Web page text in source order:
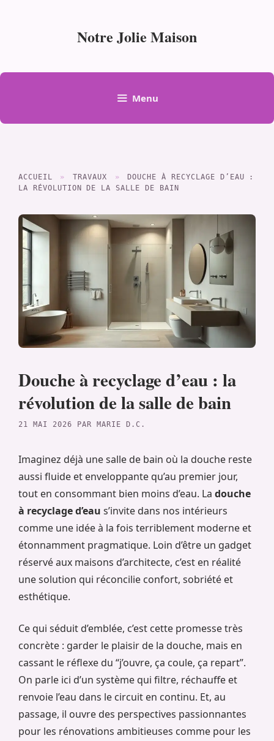
Notre Jolie Maison
Menu
ACCUEIL » TRAVAUX »
DOUCHE À RECYCLAGE D’EAU :
LA RÉVOLUTION DE LA SALLE DE BAIN
Douche à recyclage d’eau : la
révolution de la salle de bain
21 MAI 2026 PAR MARIE D.C.
Imaginez déjà une salle de bain où la douche reste
aussi fluide et enveloppante qu’au premier jour,
tout en consommant bien moins d’eau. La douche
à recyclage d’eau s’invite dans nos intérieurs
comme une idée à la fois terriblement moderne et
étonnamment pragmatique. Loin d’être un gadget
réservé aux maisons d’architecte, c’est en réalité
une solution qui réconcilie confort, sobriété et
esthétique.
Ce qui séduit d’emblée, c’est cette promesse très
concrète : garder le plaisir de la douche, mais en
cassant le réflexe du “j’ouvre, ça coule, ça repart”.
On parle ici d’un système qui filtre, réchauffe et
renvoie l’eau dans le circuit en continu. Et, au
passage, il ouvre des perspectives passionnantes
pour les rénovations ambitieuses comme pour les